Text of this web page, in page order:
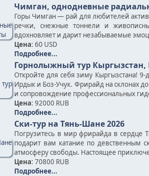
Чимган, однодневные
Горы Чимган — рай для любителей
речки, снежные тоннели и
вдохновляет и дарит незабываемые
Цена: 60 USD
Подробнее...
Горнолыжный тур Кыргызстан,
Откройте для себя зиму Кыргызстана!
Ирдык и Боз-Учук. Фрирайд на склонах
и сопровождение профессиональных
Цена: 92000 RUB
Подробнее...
Ски-тур на Тянь-Шане 2026
Погрузитесь в мир фрирайда в сердце
подарит вам катание по
атмосферу свободы. Настоящее
Цена: 70800 RUB
Подробнее...